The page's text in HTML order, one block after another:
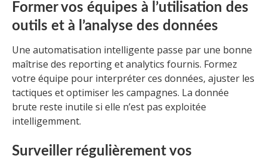
Former vos équipes à l’utilisation des
outils et à l’analyse des données
Une automatisation intelligente passe par une bonne
maîtrise des reporting et analytics fournis. Formez
votre équipe pour interpréter ces données, ajuster les
tactiques et optimiser les campagnes. La donnée
brute reste inutile si elle n’est pas exploitée
intelligemment.
Surveiller régulièrement vos